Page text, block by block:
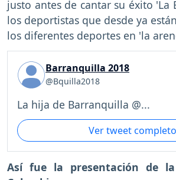
justo antes de cantar su éxito 'La
los deportistas que desde ya
los diferentes deportes en 'la
Barranquilla 2018
@Bquilla2018
La hija de Barranquilla @...
Ver tweet completo
Así fue la presentación de